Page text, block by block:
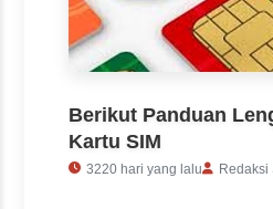
Berikut Panduan
Kartu SIM
3220 hari yang lalu Redaksi